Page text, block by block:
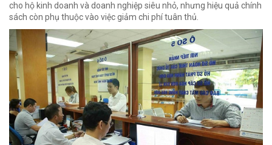
cho hộ kinh doanh và doanh nghiệp siêu nhỏ, nhưng hiệu quả chính
sách còn phụ thuộc vào việc giảm chi phí tuân thủ.